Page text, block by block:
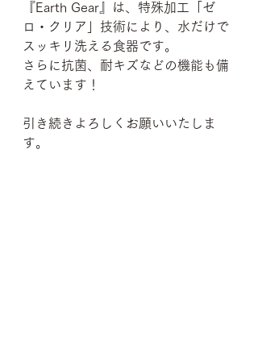
『Earth Gear』は、特殊加工「ゼ
ロ・クリア」技術により、水だけで
スッキリ洗える食器です。
さらに抗菌、耐キズなどの機能も備
えています！
引き続きよろしくお願いいたしま
す。